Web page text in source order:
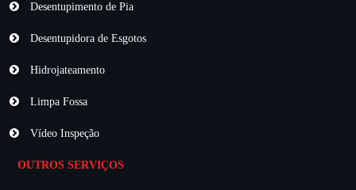
Desentupimento de Pia
Desentupidora de Esgotos
Hidrojateamento
Limpa Fossa
Vídeo Inspeção
OUTROS SERVIÇOS